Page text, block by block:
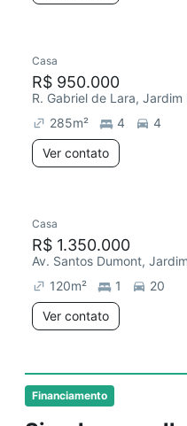
Financiamento
Casa
R$ 950.000
R. Gabriel de Lara, Jardim
285m² 4
4
Ver contato
Casa
R$ 1.350.000
Av. Santos Dumont,
120m² 1
20
Ver contato